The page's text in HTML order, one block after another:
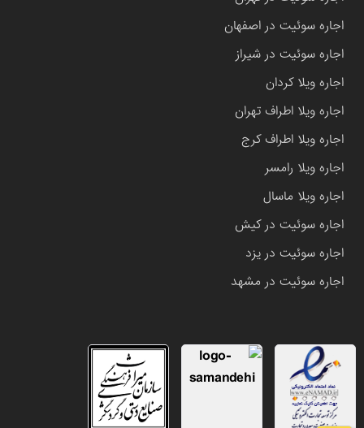
اجاره سوئیت در اصفهان
اجاره سوئیت در شیراز
اجاره ویلا کردان
اجاره ویلا اطراف تهران
اجاره ویلا اطراف کرج
اجاره ویلا رامسر
اجاره ویلا ماسال
اجاره سوئیت در کیش
اجاره سوئیت در یزد
اجاره سوئیت در مشهد